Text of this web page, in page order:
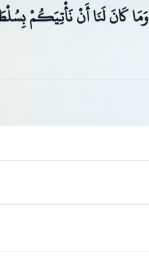
لَنَا أَنْ نَأْتِيَكُمْ